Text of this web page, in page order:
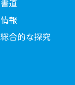
書道
情報
総合的な探究